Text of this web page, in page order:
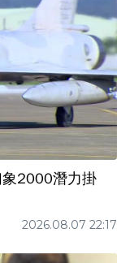
2000潛力掛
2026.08.07 22:17